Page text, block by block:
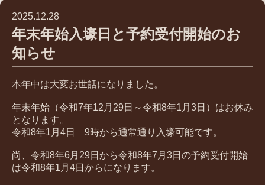
2025.12.28
年末年始入壕日と予約受付開始のお
知らせ
本年中は大変お世話になりました。
年末年始（令和7年12月29日～令和8年1月3日）はお休み
となります。
令和8年1月4日 9時から通常通り入壕可能です。
尚、令和8年6月29日から令和8年7月3日の予約受付開始
は令和8年1月4日からになります。